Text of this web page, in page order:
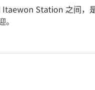
Station 之间，